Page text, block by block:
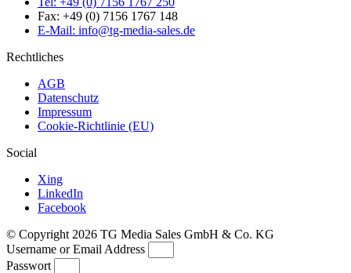
Fax: +49 (0) 7156 1767 148
E-Mail: info@tg-media-sales.de
Rechtliches
AGB
Datenschutz
Impressum
Cookie-Richtlinie (EU)
Social
Xing
LinkedIn
Facebook
© Copyright 2026 TG Media Sales GmbH & Co. KG
Username or Email Address
Passwort